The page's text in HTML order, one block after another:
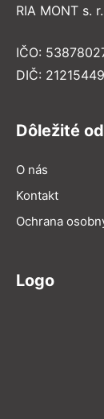
RIA MONT s.
IČO:
DIČ:
Dôležité
O nás
Kontakt
Ochrana
Logo